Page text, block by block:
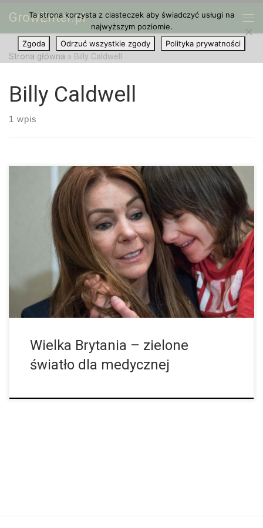
Przejdź do treści
GrowEnter.pl
Strona główna » Billy Caldwell
Billy Caldwell
1 wpis
Cierpiący na epilepsję chłopiec zmusza brytyjskie władze do
działania w sprawie medycznej marihuany. Wygląda na to, że
dramat cierpiącego na silny rodzaj epilepsji Billy’ego Caldwell’a z
Północnej Irlandii będzie miał […]
Wielka Brytania – zielone
światło dla medycznej
Ta strona korzysta z ciasteczek aby świadczyć usługi na
najwyższym poziomie.
Zgoda
Odrzuć wszystkie zgody Polityka prywatności